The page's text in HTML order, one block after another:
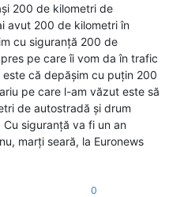
200 de kilometri de
avut 200 de kilometri în
cu siguranţă 200 de
pe care îi vom da în trafic
că depăşim cu puţin 200
pe care l-am văzut este să
de autostradă şi drum
siguranţă va fi un an
marţi seară, la Euronews
0